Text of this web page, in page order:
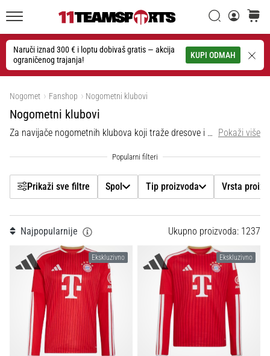
Naruči iznad 300 € i loptu dobivaš gratis — akcija
ograničenog trajanja!
KUPI ODMAH
Traži
Traži
•
GNK
Dinamo
i
11teamsports
potpisali
dvogodišnju
suradnju
GNK
11teamsports
partnerstvo
nabavu,
obradu
sportske
opreme
Nogomet Fanshop Nogometni klubovi
Nogometni klubovi
Za navijače nogometnih klubova koji traže dresove i drugu popularnu opremu pojedinih momčadi svjetskog formata. Pokaži više
Prikaži sve filtre Spol Tip proizvoda Vrsta
Filtr
Spol
Tip proizvoda
Vrsta proizvoda
Veličina
Teamsales
Tip lopte
Prikaži proizvode
Najpopularnije Ukupno proizvoda: 1237
Ekskluzivno Ekskluzivno